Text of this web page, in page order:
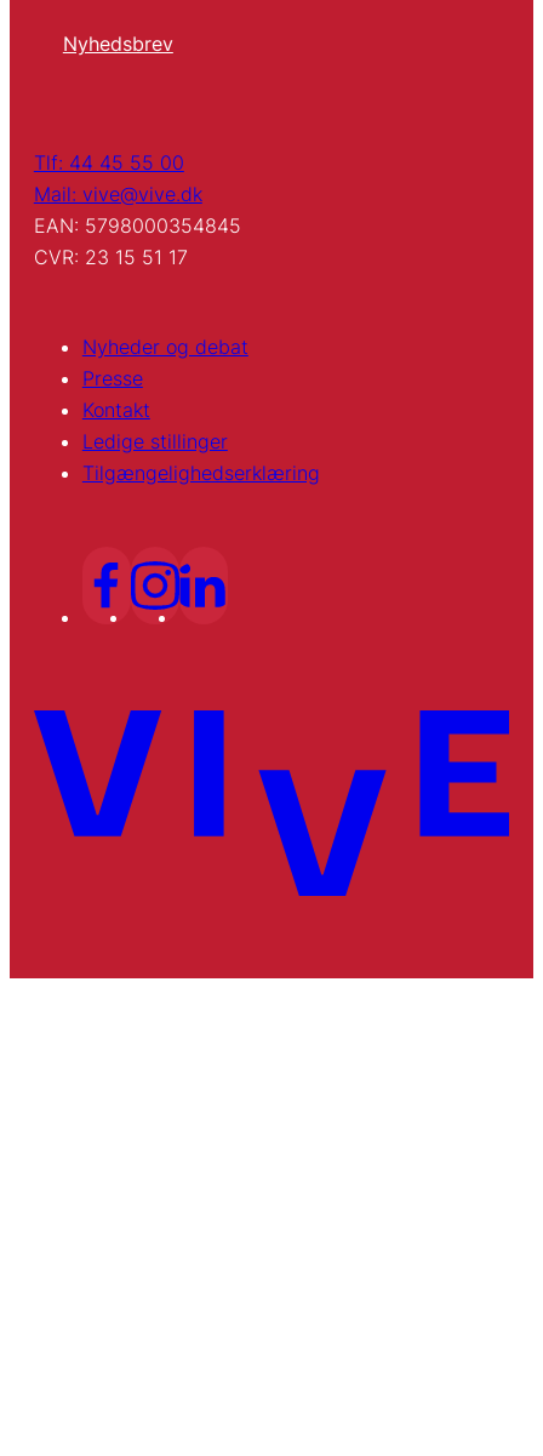
Nyhedsbrev
Tlf: 44 45 55 00
Mail: vive@vive.dk
EAN: 5798000354845
CVR: 23 15 51 17
Nyheder og debat
Presse
Kontakt
Ledige stillinger
Tilgængelighedserklæring